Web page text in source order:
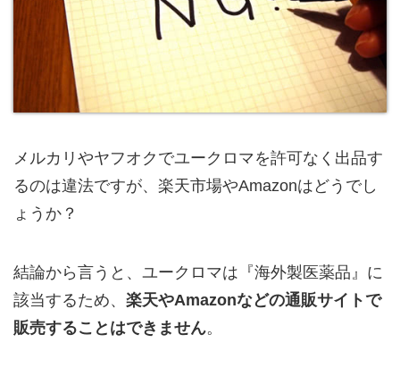
メルカリやヤフオクでユークロマを許可なく出品す
るのは違法ですが、楽天市場やAmazonはどうでし
ょうか？
結論から言うと、ユークロマは『海外製医薬品』に
該当するため、 楽天やAmazonなどの通販サイトで
販売することはできません。